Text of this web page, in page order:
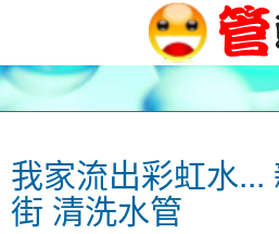
我家流出彩虹水...
街 清洗水管